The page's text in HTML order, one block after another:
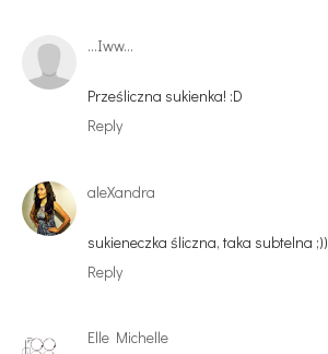
...Iww...
Prześliczna sukienka! :D
Reply
aleXandra
sukieneczka śliczna, taka subtelna ;))
Reply
Elle Michelle